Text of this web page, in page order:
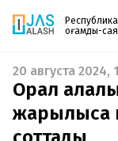
қоғамдық-
Жаңалықтар
Спорт
Live
Руханият
Газетке
PDF форматтағы
поштаңызға
20 августа 2024,
Орал
жарылысқа